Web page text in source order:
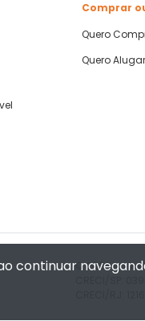
Comprar
Quero
Quero Alugar
© 2026
continuar